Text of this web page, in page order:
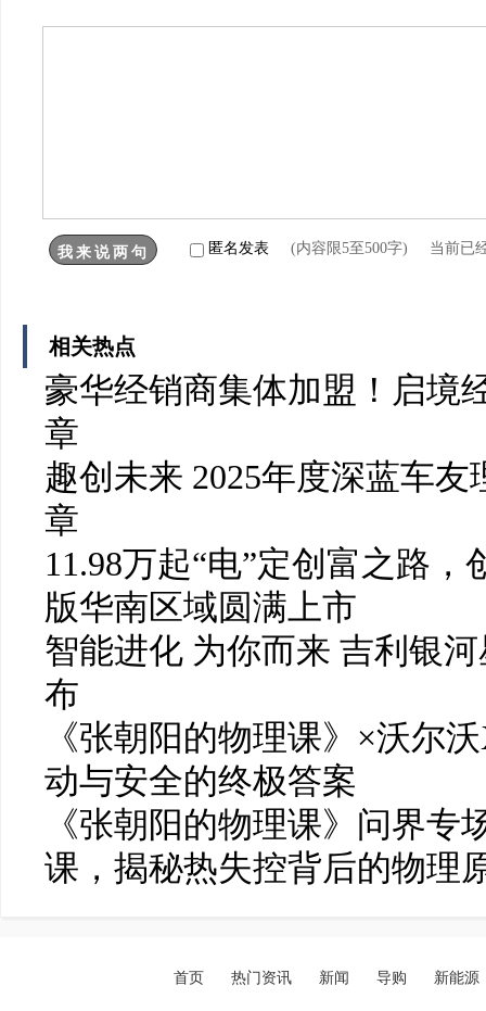
匿名发表 (内容限5至500字) 当前已
相关热点
豪华经销商集体加盟！启境
章
趣创未来 2025年度深蓝车
章
11.98万起“电”定创富之路
版华南区域圆满上市
智能进化 为你而来 吉利银
布
《张朝阳的物理课》×沃尔
动与安全的终极答案
《张朝阳的物理课》问界
课，揭秘热失控背后的物理
首页 热门资讯 新闻 导购 新能源